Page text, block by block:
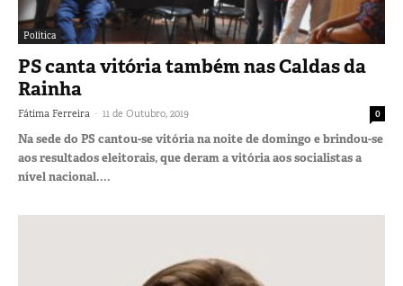
Política
PS canta vitória também nas Caldas da
Rainha
Fátima Ferreira - 11 de Outubro, 2019 0
Na sede do PS cantou-se vitória na noite de domingo e brindou-se
aos resultados eleitorais, que deram a vitória aos socialistas a
nível nacional....